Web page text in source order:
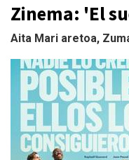
Zinema: 'El
Aita Mari aretoa,